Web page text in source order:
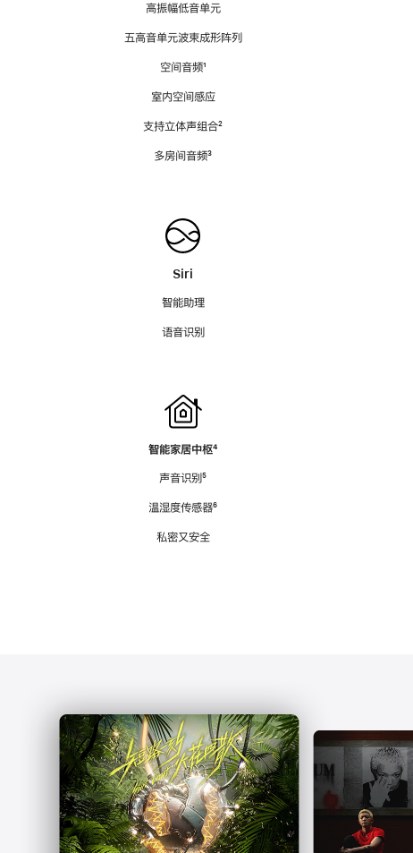
高振幅低音单元
五高音单元波束成形阵列
空间音频脚
¹
室内空间感应
支持立体声组合脚
²
多房间音频脚
³
Siri
智能助理
语音识别
智能家居中枢脚
⁴
声音识别脚
⁵
温湿度传感器脚
⁶
私密又安全